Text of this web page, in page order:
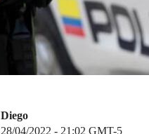
Diego
28/04/2022 - 21:02 GMT-5